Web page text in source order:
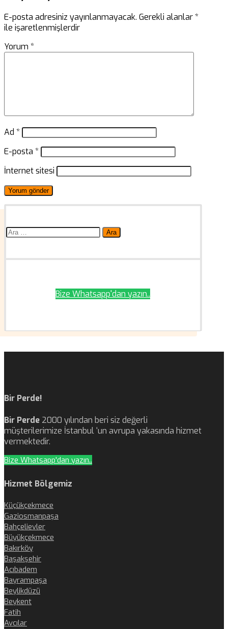
E-posta adresiniz yayınlanmayacak. Gerekli alanlar*
ile işaretlenmişlerdir
Yorum *
Ad *
E-posta *
İnternet sitesi
Arama:
Bize Whatsapp'dan yazın..
Bir Perde!
Bir Perde 2000 yılından beri siz değerli
müşterilerimize İstanbul ‘un avrupa yakasında hizmet
vermektedir.
Bize Whatsapp'dan yazın..
Hizmet Bölgemiz
Küçükçekmece
Gaziosmanpaşa
Bahçelievler
Büyükçekmece
Bakırköy
Başakşehir
Acıbadem
Bayrampaşa
Beylikdüzü
Beykent
Fatih
Avcılar